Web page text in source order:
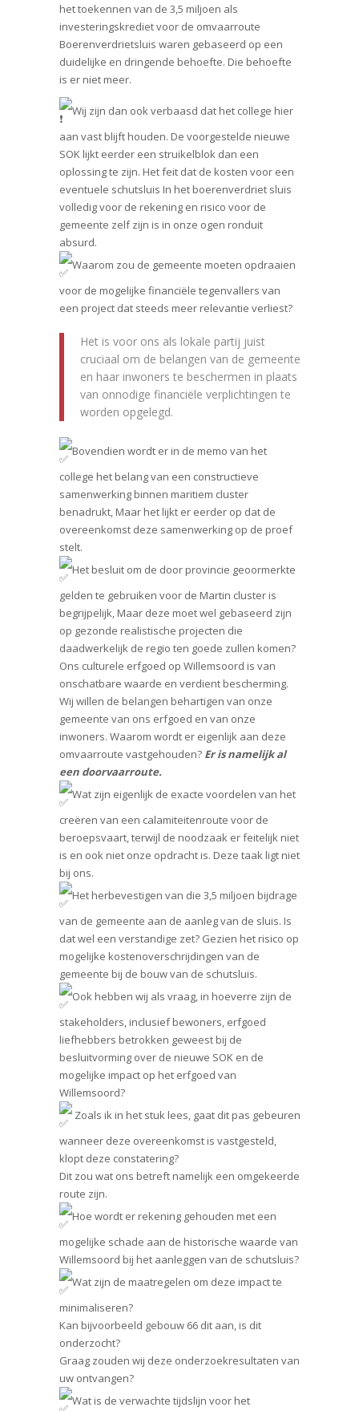
het toekennen van de 3,5 miljoen als
investeringskrediet voor de omvaarroute
Boerenverdrietsluis waren gebaseerd op een
duidelijke en dringende behoefte. Die behoefte
is er niet meer.
Wij zijn dan ook verbaasd dat het college hier
aan vast blijft houden. De voorgestelde nieuwe
SOK lijkt eerder een struikelblok dan een
oplossing te zijn. Het feit dat de kosten voor een
eventuele schutsluis In het boerenverdriet sluis
volledig voor de rekening en risico voor de
gemeente zelf zijn is in onze ogen ronduit
absurd.
Waarom zou de gemeente moeten opdraaien
voor de mogelijke financiële tegenvallers van
een project dat steeds meer relevantie verliest?
Het is voor ons als lokale partij juist
cruciaal om de belangen van de gemeente
en haar inwoners te beschermen in plaats
van onnodige financiële verplichtingen te
worden opgelegd.
Bovendien wordt er in de memo van het
college het belang van een constructieve
samenwerking binnen maritiem cluster
benadrukt, Maar het lijkt er eerder op dat de
overeenkomst deze samenwerking op de proef
stelt.
Het besluit om de door provincie geoormerkte
gelden te gebruiken voor de Martin cluster is
begrijpelijk, Maar deze moet wel gebaseerd zijn
op gezonde realistische projecten die
daadwerkelijk de regio ten goede zullen komen?
Ons culturele erfgoed op Willemsoord is van
onschatbare waarde en verdient bescherming.
Wij willen de belangen behartigen van onze
gemeente van ons erfgoed en van onze
inwoners. Waarom wordt er eigenlijk aan deze
omvaarroute vastgehouden? Er is namelijk al
een doorvaarroute.
Wat zijn eigenlijk de exacte voordelen van het
creëren van een calamiteitenroute voor de
beroepsvaart, terwijl de noodzaak er feitelijk niet
is en ook niet onze opdracht is. Deze taak ligt niet
bij ons.
Het herbevestigen van die 3,5 miljoen bijdrage
van de gemeente aan de aanleg van de sluis. Is
dat wel een verstandige zet? Gezien het risico op
mogelijke kostenoverschrijdingen van de
gemeente bij de bouw van de schutsluis.
Ook hebben wij als vraag, in hoeverre zijn de
stakeholders, inclusief bewoners, erfgoed
liefhebbers betrokken geweest bij de
besluitvorming over de nieuwe SOK en de
mogelijke impact op het erfgoed van
Willemsoord?
Zoals ik in het stuk lees, gaat dit pas gebeuren
wanneer deze overeenkomst is vastgesteld,
klopt deze constatering?
Dit zou wat ons betreft namelijk een omgekeerde
route zijn.
Hoe wordt er rekening gehouden met een
mogelijke schade aan de historische waarde van
Willemsoord bij het aanleggen van de schutsluis?
Wat zijn de maatregelen om deze impact te
minimaliseren?
Kan bijvoorbeeld gebouw 66 dit aan, is dit
onderzocht?
Graag zouden wij deze onderzoekresultaten van
uw ontvangen?
Wat is de verwachte tijdslijn voor het